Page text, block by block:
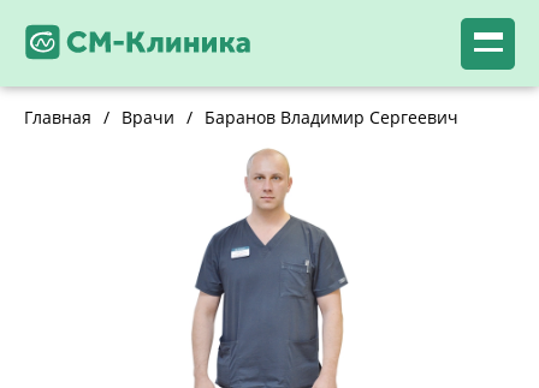
Главная / Врачи / Баранов Владимир Сергеевич